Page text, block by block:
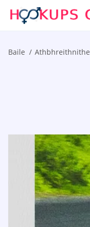
Baile Athbhreithnithe